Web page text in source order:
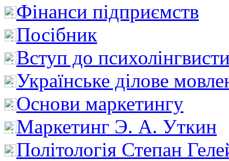
Фінанси підприємств
Посібник
Вступ до
Українське ділове
Основи маркетингу
Маркетинг Э. А. Уткин
Політологія Степан